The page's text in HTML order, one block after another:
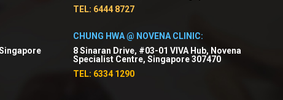
TEL: 6444 8727
CHUNG HWA @ NOVENA CLINIC:
8 Sinaran Drive, #03-01 VIVA Hub, Novena
Specialist Centre, Singapore 307470
TEL: 6334 1290